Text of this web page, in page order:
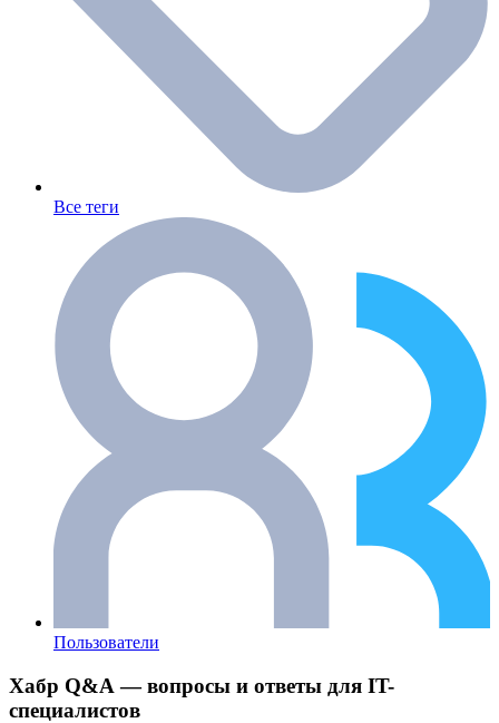
Все теги
Пользователи
Хабр Q&A — вопросы и ответы для IT-
специалистов